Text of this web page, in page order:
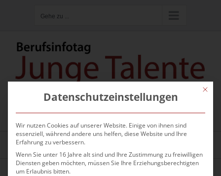
Gehe zu ...
Hier kannst du nach Firmen oder
Ausbildungsberufen suchen
Gehe zu ...
Mit
Datenschutzeinstellungen
Wir nutzen Cookies auf unserer Website. Einige von ihnen sind
essenziell, während andere uns helfen, diese Website und Ihre
Erfahrung zu verbessern.
Wenn Sie unter 16 Jahre alt sind und Ihre Zustimmung zu freiwilligen
Diensten geben möchten, müssen Sie Ihre Erziehungsberechtigten
um Erlaubnis bitten.